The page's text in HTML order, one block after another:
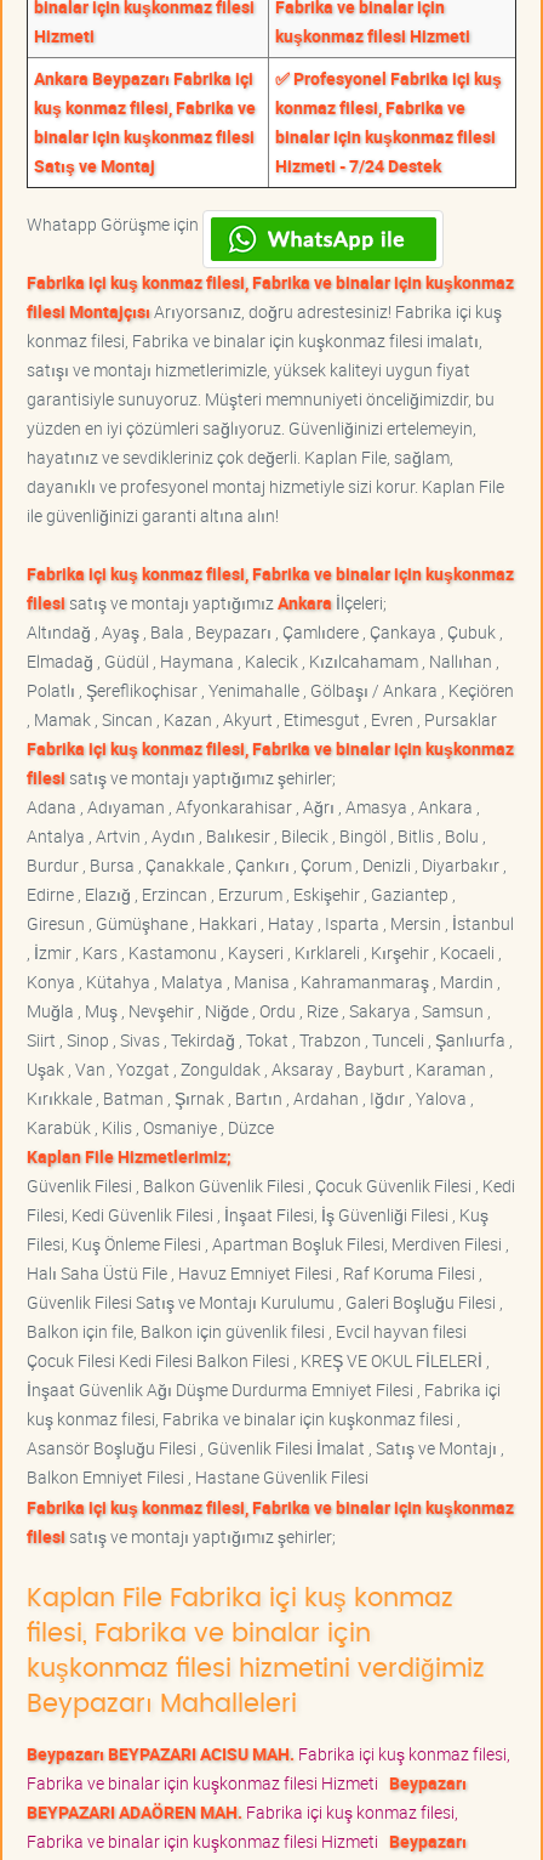
binalar için kuşkonmaz filesi
Hizmeti
Fabrika ve binalar için
kuşkonmaz filesi Hizmeti
Ankara Beypazarı Fabrika içi
kuş konmaz filesi, Fabrika ve
binalar için kuşkonmaz filesi
Satış ve Montaj
✅ Profesyonel Fabrika içi kuş
konmaz filesi, Fabrika ve
binalar için kuşkonmaz filesi
Hizmeti - 7/24 Destek
Whatapp Görüşme için
Fabrika içi kuş konmaz filesi, Fabrika ve binalar için kuşkonmaz
filesi MontajçısıArıyorsanız, doğru adrestesiniz! Fabrika içi kuş
konmaz filesi, Fabrika ve binalar için kuşkonmaz filesi imalatı,
satışı ve montajı hizmetlerimizle, yüksek kaliteyi uygun fiyat
garantisiyle sunuyoruz. Müşteri memnuniyeti önceliğimizdir, bu
yüzden en iyi çözümleri sağlıyoruz. Güvenliğinizi ertelemeyin,
hayatınız ve sevdikleriniz çok değerli. Kaplan File, sağlam,
dayanıklı ve profesyonel montaj hizmetiyle sizi korur. Kaplan File
ile güvenliğinizi garanti altına alın!
Fabrika içi kuş konmaz filesi, Fabrika ve binalar için kuşkonmaz
filesisatış ve montajı yaptığımız Ankara İlçeleri;
Altındağ , Ayaş , Bala , Beypazarı , Çamlıdere , Çankaya , Çubuk ,
Elmadağ , Güdül , Haymana , Kalecik , Kızılcahamam , Nallıhan ,
Polatlı , Şereflikoçhisar , Yenimahalle , Gölbaşı / Ankara , Keçiören
, Mamak , Sincan , Kazan , Akyurt , Etimesgut , Evren , Pursaklar
Fabrika içi kuş konmaz filesi, Fabrika ve binalar için kuşkonmaz
filesisatış ve montajı yaptığımız şehirler;
Adana , Adıyaman , Afyonkarahisar , Ağrı , Amasya , Ankara ,
Antalya , Artvin , Aydın , Balıkesir , Bilecik , Bingöl , Bitlis , Bolu ,
Burdur , Bursa , Çanakkale , Çankırı , Çorum , Denizli , Diyarbakır ,
Edirne , Elazığ , Erzincan , Erzurum , Eskişehir , Gaziantep ,
Giresun , Gümüşhane , Hakkari , Hatay , Isparta , Mersin , İstanbul
, İzmir , Kars , Kastamonu , Kayseri , Kırklareli , Kırşehir , Kocaeli ,
Konya , Kütahya , Malatya , Manisa , Kahramanmaraş , Mardin ,
Muğla , Muş , Nevşehir , Niğde , Ordu , Rize , Sakarya , Samsun ,
Siirt , Sinop , Sivas , Tekirdağ , Tokat , Trabzon , Tunceli , Şanlıurfa ,
Uşak , Van , Yozgat , Zonguldak , Aksaray , Bayburt , Karaman ,
Kırıkkale , Batman , Şırnak , Bartın , Ardahan , Iğdır , Yalova ,
Karabük , Kilis , Osmaniye , Düzce
Kaplan File Hizmetlerimiz;
Güvenlik Filesi , Balkon Güvenlik Filesi , Çocuk Güvenlik Filesi , Kedi
Filesi, Kedi Güvenlik Filesi , İnşaat Filesi, İş Güvenliği Filesi , Kuş
Filesi, Kuş Önleme Filesi , Apartman Boşluk Filesi, Merdiven Filesi ,
Halı Saha Üstü File , Havuz Emniyet Filesi , Raf Koruma Filesi ,
Güvenlik Filesi Satış ve Montajı Kurulumu , Galeri Boşluğu Filesi ,
Balkon için file, Balkon için güvenlik filesi , Evcil hayvan filesi
Çocuk Filesi Kedi Filesi Balkon Filesi , KREŞ VE OKUL FİLELERİ ,
İnşaat Güvenlik Ağı Düşme Durdurma Emniyet Filesi , Fabrika içi
kuş konmaz filesi, Fabrika ve binalar için kuşkonmaz filesi ,
Asansör Boşluğu Filesi , Güvenlik Filesi İmalat , Satış ve Montajı ,
Balkon Emniyet Filesi , Hastane Güvenlik Filesi
Fabrika içi kuş konmaz filesi, Fabrika ve binalar için kuşkonmaz
filesisatış ve montajı yaptığımız şehirler;
Kaplan File Fabrika içi kuş konmaz
filesi, Fabrika ve binalar için
kuşkonmaz filesi hizmetini verdiğimiz
Beypazarı Mahalleleri
Beypazarı BEYPAZARI ACISU MAH. Fabrika içi kuş konmaz filesi,
Fabrika ve binalar için kuşkonmaz filesi Hizmeti Beypazarı
BEYPAZARI ADAÖREN MAH. Fabrika içi kuş konmaz filesi,
Fabrika ve binalar için kuşkonmaz filesi Hizmeti Beypazarı